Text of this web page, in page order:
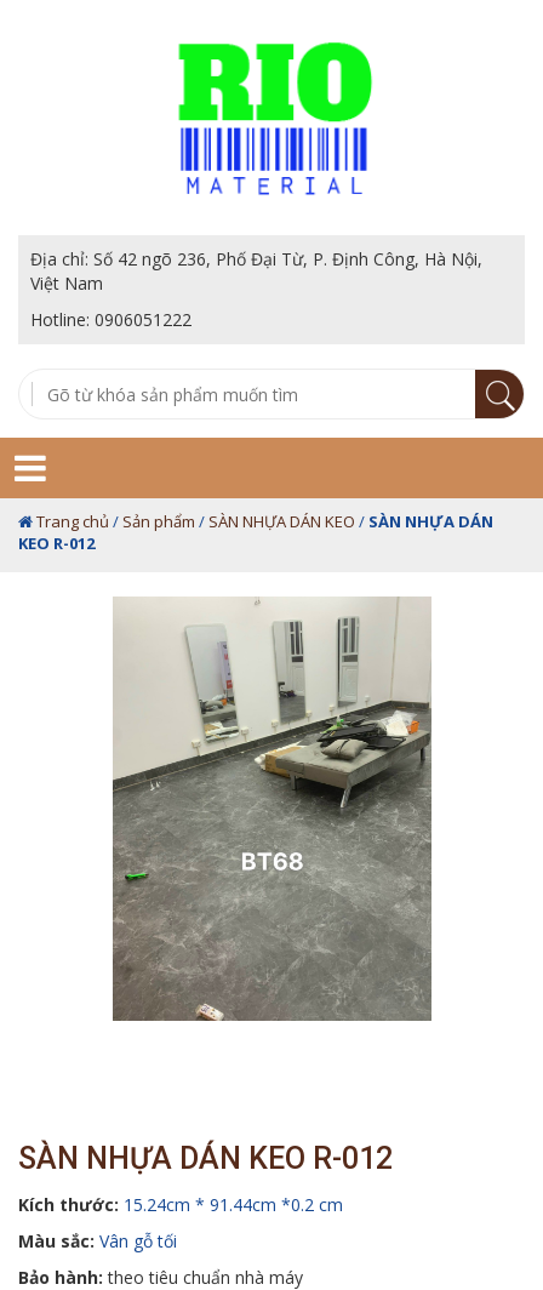
Địa chỉ: Số 42 ngõ 236, Phố Đại Từ, P. Định Công, Hà Nội,
Việt Nam
Hotline: 0906051222
Trang chủ / Sản phẩm / SÀN NHỰA DÁN KEO / SÀN NHỰA DÁN
KEO R-012
SÀN NHỰA DÁN KEO R-012
Kích thước: 15.24cm * 91.44cm *0.2 cm
Màu sắc: Vân gỗ tối
Bảo hành:theo tiêu chuẩn nhà máy